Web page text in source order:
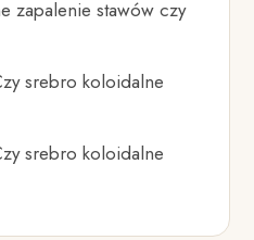
zapalenie stawów czy
srebro koloidalne
srebro koloidalne